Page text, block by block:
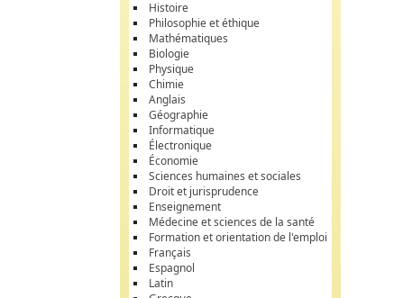
Histoire
Philosophie et éthique
Mathématiques
Biologie
Physique
Chimie
Anglais
Géographie
Informatique
Électronique
Économie
Sciences humaines et sociales
Droit et jurisprudence
Enseignement
Médecine et sciences de la santé
Formation et orientation de l'emploi
Français
Espagnol
Latin